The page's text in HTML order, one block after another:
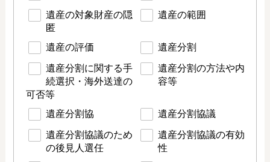
遺産の対象財産の隠
匿
遺産の範囲
遺産の評価 遺産分割
遺産分割に関する手
続選択・海外送達の
可否等
遺産分割の方法や内
容等
遺産分割協 遺産分割協議
遺産分割協議のため
の後見人選任
遺産分割協議の有効
性